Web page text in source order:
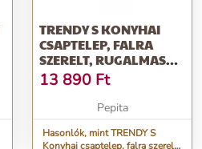
TRENDY S KONYHAI
CSAPTELEP, FALRA
SZERELT, RUGALMAS
CSŐ, KÉTFUNKC...
13 890 Ft
Pepita
Hasonlók, mint TRENDY S
Konyhai csaptelep, falra szerelt,